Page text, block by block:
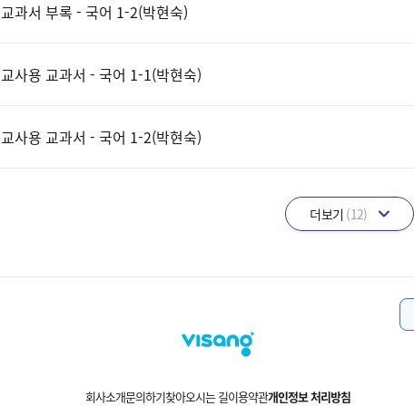
교과서 부록 - 국어 1-2(박현숙)
교사용 교과서 - 국어 1-1(박현숙)
교사용 교과서 - 국어 1-2(박현숙)
더보기 (12)
회사소개문의하기찾아오시는 길이용약관개인정보 처리방침